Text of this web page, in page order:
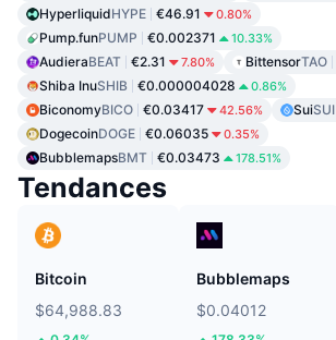
HyperliquidHYPE €46.91 0.80%
Pump.funPUMP €0.002371 10.33%
AudieraBEAT €2.31 7.80% BittensorTAO
Shiba InuSHIB €0.000004028 0.86%
BiconomyBICO €0.03417 42.56% SuiSUI
DogecoinDOGE €0.06035 0.35%
BubblemapsBMT €0.03473 178.51%
Tendances
Bitcoin
$64,988.83
Bubblemaps
$0.04012